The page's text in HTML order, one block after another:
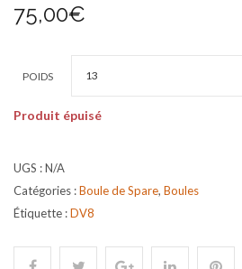
75,00€
POIDS
Produit épuisé
UGS :N/A
Catégories :Boule de Spare, Boules
Étiquette :DV8